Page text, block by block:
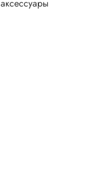
аксессуары